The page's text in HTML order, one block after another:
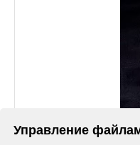
Управление